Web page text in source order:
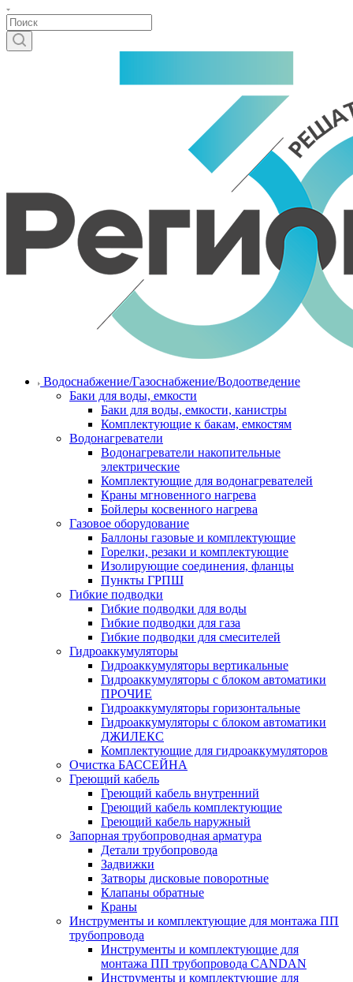
Водоснабжение/Газоснабжение/Водоотведение
Баки для воды, емкости
Баки для воды, емкости, канистры
Комплектующие к бакам, емкостям
Водонагреватели
Водонагреватели накопительные
электрические
Комплектующие для водонагревателей
Краны мгновенного нагрева
Бойлеры косвенного нагрева
Газовое оборудование
Баллоны газовые и комплектующие
Горелки, резаки и комплектующие
Изолирующие соединения, фланцы
Пункты ГРПШ
Гибкие подводки
Гибкие подводки для воды
Гибкие подводки для газа
Гибкие подводки для смесителей
Гидроаккумуляторы
Гидроаккумуляторы вертикальные
Гидроаккумуляторы с блоком автоматики
ПРОЧИЕ
Гидроаккумуляторы горизонтальные
Гидроаккумуляторы с блоком автоматики
ДЖИЛЕКС
Комплектующие для гидроаккумуляторов
Очистка БАССЕЙНА
Греющий кабель
Греющий кабель внутренний
Греющий кабель комплектующие
Греющий кабель наружный
Запорная трубопроводная арматура
Детали трубопровода
Задвижки
Затворы дисковые поворотные
Клапаны обратные
Краны
Инструменты и комплектующие для монтажа ПП
трубопровода
Инструменты и комплектующие для
монтажа ПП трубопровода CANDAN
Инструменты и комплектующие для